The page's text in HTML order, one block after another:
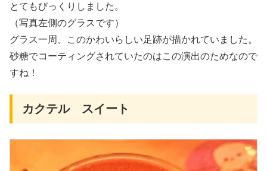
とてもびっくりしました。
（写真左側のグラスです）
グラス一周、このかわいらしい足跡が描かれていました。
砂糖でコーティングされていたのはこの演出のためなので
すね！
カクテル スイート